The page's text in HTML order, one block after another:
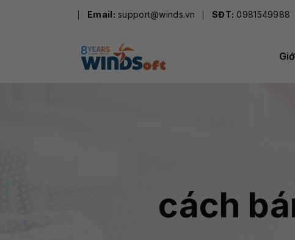
SĐT: 0981549988
Email: support@winds.vn
cách